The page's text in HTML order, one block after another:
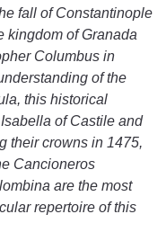
fall of Constantinople
kingdom of Granada
Columbus in
of the
this historical
of Castile and
their crowns in 1475,
Cancioneros
are the most
repertoire of this